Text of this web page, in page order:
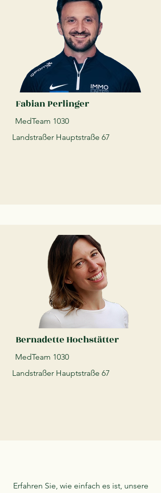
Fabian Perlinger
MedTeam 1030
Landstraßer Hauptstraße 67
Bernadette Hochstätter
MedTeam 1030
Landstraßer Hauptstraße 67
Erfahren Sie, wie einfach es ist, unsere